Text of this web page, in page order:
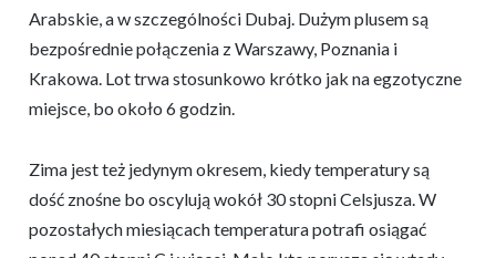
Arabskie, a w szczególności Dubaj. Dużym plusem są
bezpośrednie połączenia z Warszawy, Poznania i
Krakowa. Lot trwa stosunkowo krótko jak na egzotyczne
miejsce, bo około 6 godzin.
Zima jest też jedynym okresem, kiedy temperatury są
dość znośne bo oscylują wokół 30 stopni Celsjusza. W
pozostałych miesiącach temperatura potrafi osiągać